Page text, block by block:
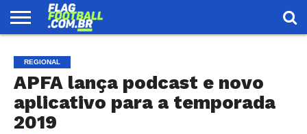
FOOTBALL
ENCONTRE
UMA
EQUIPE
SELEÇÃO
BRASILEIRA
LOJA
REGIONAL
APFA lança podcast e novo
aplicativo para a temporada
2019